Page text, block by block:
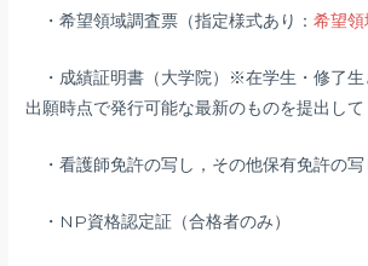
・希望領域調査票（指定様式あり：希望
・成績証明書（大学院）※在学生・修了生
出願時点で発行可能な最新のものを提出し
・看護師免許の写し，その他保有免許の写
・NP資格認定証（合格者のみ）